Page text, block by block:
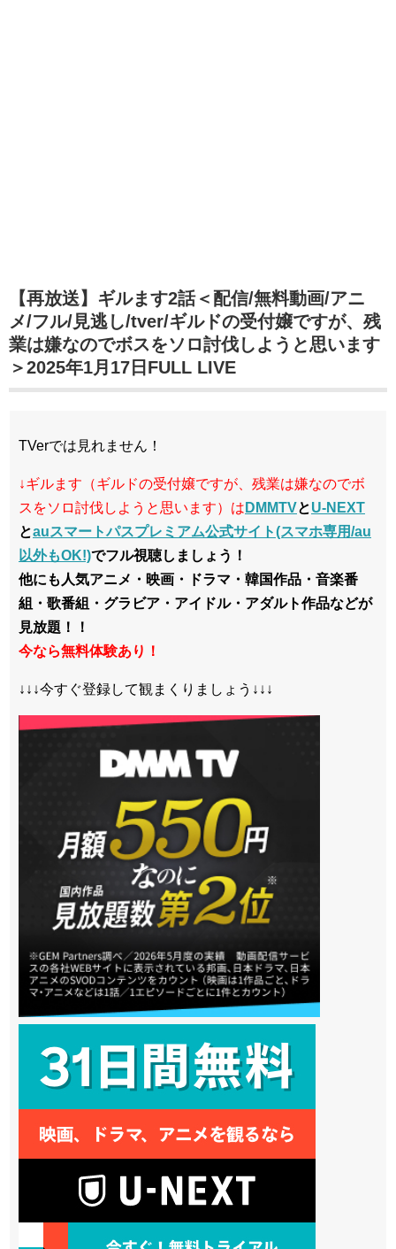
【再放送】ギルます2話＜配信/無料動画/アニ
メ/フル/見逃し/tver/ギルドの受付嬢ですが、残
業は嫌なのでボスをソロ討伐しようと思います
＞2025年1月17日FULL LIVE
TVerでは見れません！
↓ギルます（ギルドの受付嬢ですが、残業は嫌なのでボ
スをソロ討伐しようと思います）は DMMTVとU-NEXT
とauスマートパスプレミアム公式サイト(スマホ専用/au
以外もOK!)でフル視聴しましょう！
他にも人気アニメ・映画・ドラマ・韓国作品・音楽番
組・歌番組・グラビア・アイドル・アダルト作品などが
見放題！！
今なら無料体験あり！
↓↓↓今すぐ登録して観まくりましょう↓↓↓